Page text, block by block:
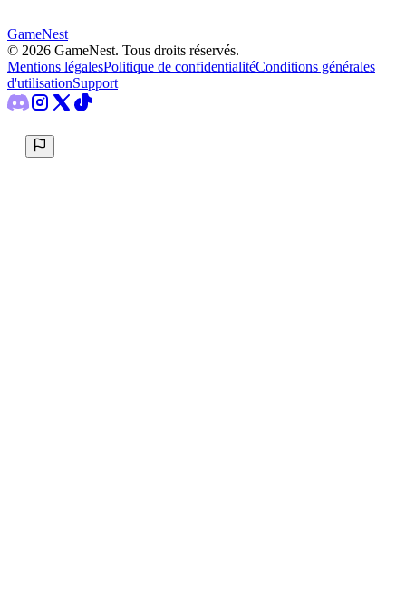
GameNest
© 2026 GameNest. Tous droits réservés.
Mentions légalesPolitique de confidentialitéConditions générales
d'utilisationSupport